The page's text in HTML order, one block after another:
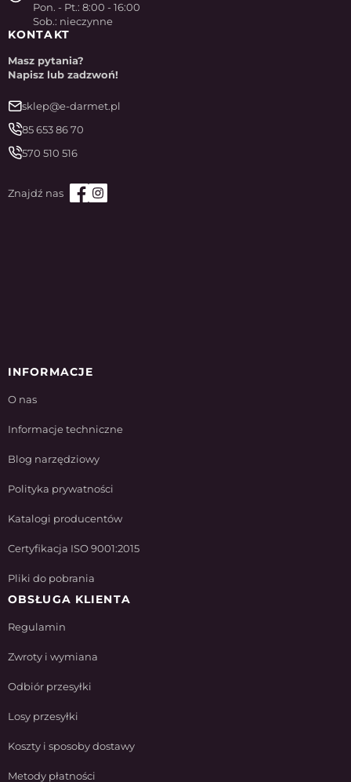
Pon. - Pt.: 8:00 - 16:00
Sob.: nieczynne
KONTAKT
Masz pytania?
Napisz lub zadzwoń!
sklep@e-darmet.pl
85 653 86 70
570 510 516
INFORMACJE
O nas
Informacje techniczne
Blog narzędziowy
Polityka prywatności
Katalogi producentów
Certyfikacja ISO 9001:2015
Pliki do pobrania
OBSŁUGA KLIENTA
Regulamin
Zwroty i wymiana
Odbiór przesyłki
Losy przesyłki
Koszty i sposoby dostawy
Metody płatności